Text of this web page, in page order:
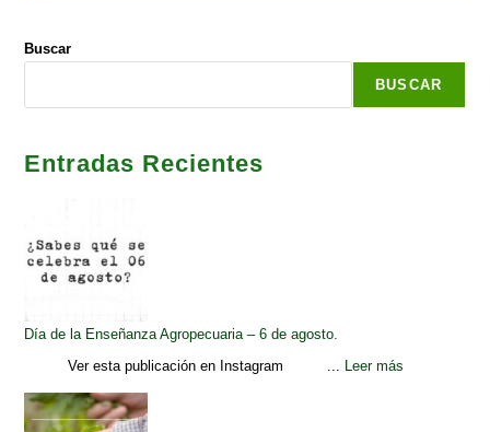
Buscar
BUSCAR
Entradas Recientes
Día de la Enseñanza Agropecuaria – 6 de agosto.
Ver esta publicación en Instagram ... Leer más